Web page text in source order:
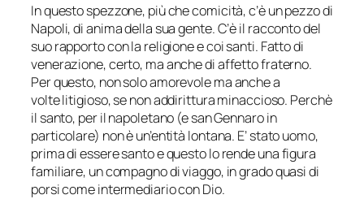
In questo spezzone, più che comicità, c’è un pezzo di
Napoli, di anima della sua gente. C’è il racconto del
suo rapporto con la religione e coi santi. Fatto di
venerazione, certo, ma anche di affetto fraterno.
Per questo, non solo amorevole ma anche a
volte litigioso, se non addirittura minaccioso. Perchè
il santo, per il napoletano (e san Gennaro in
particolare) non è un’entità lontana. E’ stato uomo,
prima di essere santo e questo lo rende una figura
familiare, un compagno di viaggo, in grado quasi di
porsi come intermediario con Dio.